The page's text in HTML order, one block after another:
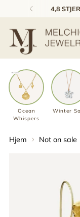
4,8
Ocean
Whispers
Winter
Hjem Not on sale